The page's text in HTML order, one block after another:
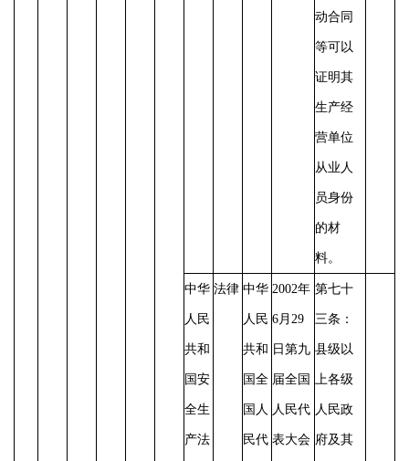
动合同
等可以
证明其
生产经
营单位
从业人
员身份
的材
料。
中华
人民
共和
国安
全生
产法
法律 中华
人民
共和
国全
国人
民代
2002年
6月29
日第九
届全国
人民代
表大会
第七十
三条：
县级以
上各级
人民政
府及其